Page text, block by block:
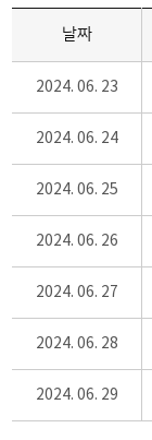
날짜
2024. 06. 23
2024. 06. 24
2024. 06. 25
2024. 06. 26
2024. 06. 27
2024. 06. 28
2024. 06. 29